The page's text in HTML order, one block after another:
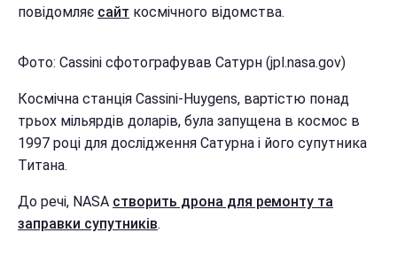
повідомляє сайт космічного відомства.
Фото: Cassini сфотографував Сатурн (jpl.nasa.gov)
Космічна станція Cassini-Huygens, вартістю понад
трьох мільярдів доларів, була запущена в космос в
1997 році для дослідження Сатурна і його супутника
Титана.
До речі, NASA створить дрона для ремонту та
заправки супутників.